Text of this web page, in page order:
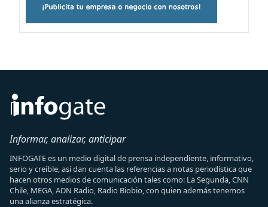
Informar, analizar, anticipar
INFOGATE es un medio digital de prensa independiente, informativo,
serio y creíble, así dan cuenta las referencias a notas periodística que
hacen otros medios de comunicación tales como: La Segunda, CNN
Chile, MEGA, ADN Radio, Radio Biobio, con quien además tenemos
una alianza estratégica.